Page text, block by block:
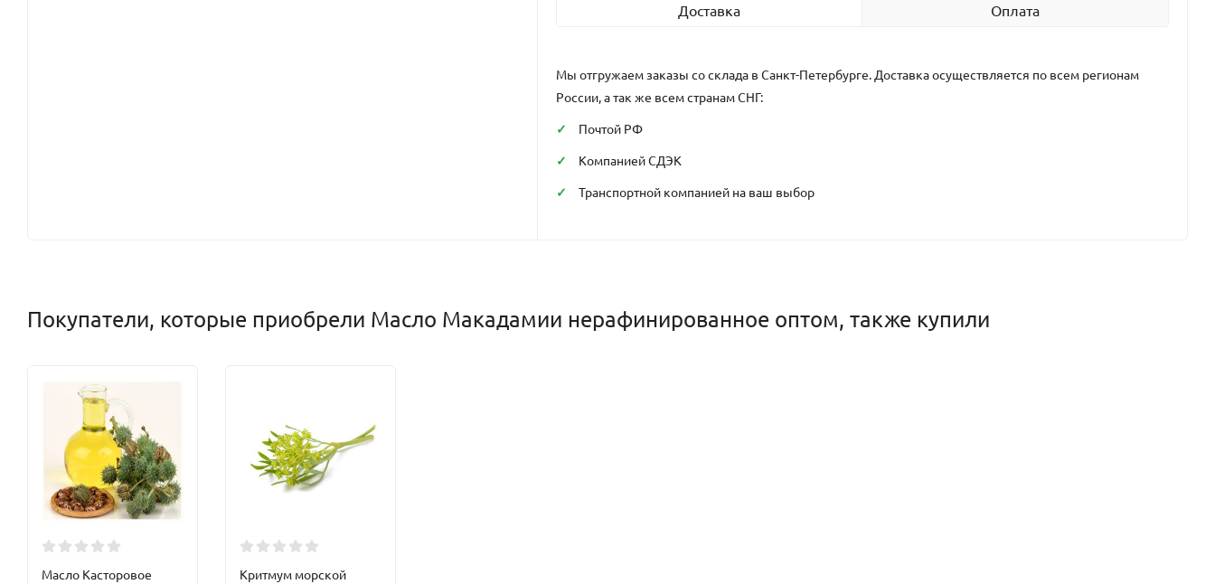
Доставка Оплата
Мы отгружаем заказы со склада в Санкт-Петербурге. Доставка осуществляется по всем регионам
России, а так же всем странам СНГ:
Почтой РФ
Компанией СДЭК
Транспортной компанией на ваш выбор
Покупатели, которые приобрели Масло Макадамии нерафинированное оптом, также купили
Масло Касторовое
Критмум морской